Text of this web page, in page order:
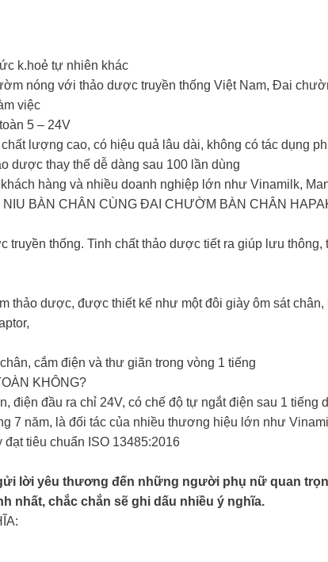
k.hoẻ tự nhiên khác
nóng với thảo dược truyền thống Việt Nam, Đai
việc
5 – 24V
lượng cao, có hiệu quả lâu dài, không có tác dụng
dược thay thế dễ dàng sau 100 lần dùng
hàng và nhiều doanh nghiệp lớn như Vinamilk,
NIU BÀN CHÂN CÙNG ĐAI CHƯỜM BÀN CHÂN
truyền thống. Tinh chất thảo dược tiết ra giúp lưu
thảo dược, được thiết kế như một đôi giày ôm sát
cắm điện và thư giãn trong vòng 1 tiếng
KHÔNG?
điện đầu ra chỉ 24V, có chế độ tự ngắt điện sau 1 tiếng
7 năm, là đối tác của nhiều thương hiệu lớn như
tiêu chuẩn ISO 13485:2016
lời yêu thương đến những người phụ nữ quan
nhất, chắc chắn sẽ ghi dấu nhiều ý nghĩa.